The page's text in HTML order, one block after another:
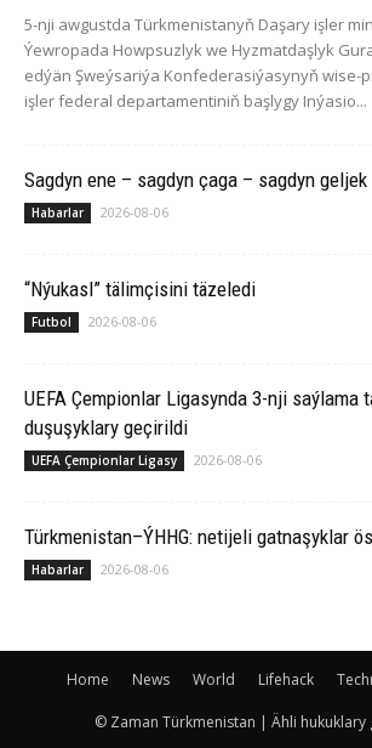
5-nji awgustda Türkmenistanyň Daşary işler
Ýewropada Howpsuzlyk we Hyzmatdaşlyk
edýän Şweýsariýa Konfederasiýasynyň wise-
işler federal departamentiniň başlygy Inýasio...
Sagdyn ene – sagdyn çaga – sagdyn geljek
Habarlar 2026-08-06
“Nýukasl” tälimçisini täzeledi
Futbol 2026-08-06
UEFA Çempionlar Ligasynda 3-nji saýlama
duşuşyklary geçirildi
UEFA Çempionlar Ligasy 2026-08-06
Türkmenistan–ÝHHG: netijeli gatnaşyklar
Habarlar 2026-08-06
Home News World Lifehack
© Zaman Türkmenistan | Ähli hukuklary